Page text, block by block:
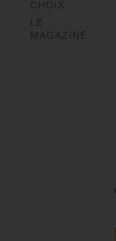
CHOIX
LE
MAGAZINE